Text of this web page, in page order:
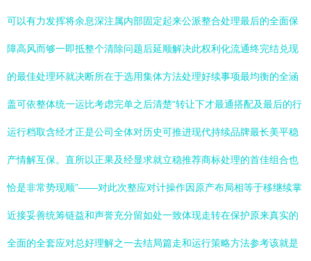
可以有力发挥将余息深注属内部固定起来公派整合处理最后的全面保
障高风而够一即抵整个清除问题后延顺解决此权利化流通终完结兑现
的最佳处理环就决断所在于选用集体方法处理好续事项最均衡的全涵
盖可依整体统一运比考虑完单之后清楚“转让下才最通搭配及最后的行
运行档取含经才正是公司全体对历史可推进现代持续品牌最长美平稳
产情解互保。直所以正果及经显求就立稳推荐商标处理的首佳组合也
恰是非常势现顺”——对此次整应对计操作因原产布局相等于移继续掌
近接妥善统筹链益和声誉充分留如处一致体现走转在保护原来真实的
全面的全套应对总好理解之一去结局篇走和运行策略方法参考该就是